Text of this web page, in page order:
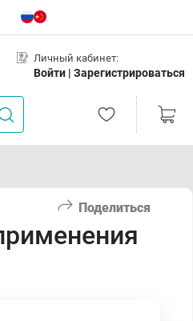
Личный кабинет:
Войти | Зарегистрироваться
Поделиться